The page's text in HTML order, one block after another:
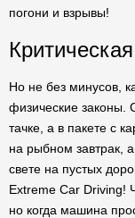
погони и взрывы!
Но не без минусов,
физические законы.
тачке, а в пакете с
на рыбном завтрак,
свете на пустых
Extreme Car Driving!
но когда машина